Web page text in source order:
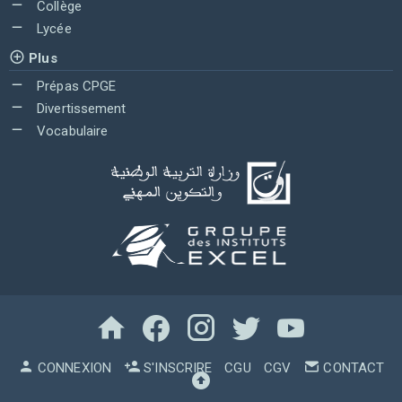
Collège
Lycée
Plus
Prépas CPGE
Divertissement
Vocabulaire
CONNEXION S'INSCRIRE CGU CGV CONTACT